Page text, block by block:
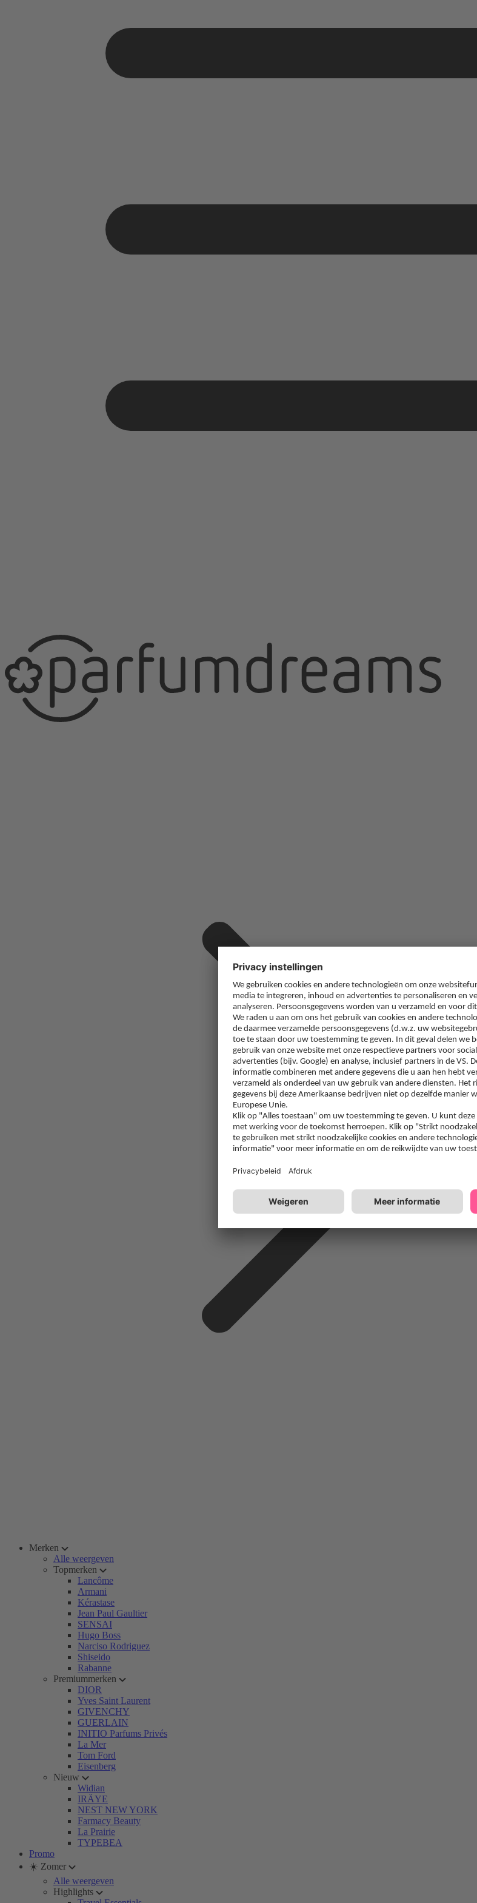
Merken
Alle weergeven
Topmerken
Lancôme
Armani
Kérastase
Jean Paul Gaultier
SENSAI
Hugo Boss
Narciso Rodriguez
Shiseido
Rabanne
Premiummerken
DIOR
Yves Saint Laurent
GIVENCHY
GUERLAIN
INITIO Parfums Privés
La Mer
Tom Ford
Eisenberg
Nieuw
Widian
IRÄYE
NEST NEW YORK
Farmacy Beauty
La Prairie
TYPEBEA
Promo
☀️ Zomer
Alle weergeven
Highlights